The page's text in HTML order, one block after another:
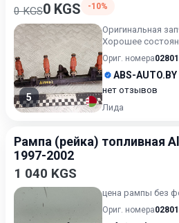
0 KGS0 KGS -10%
5
Оригинальная
Хорошее
Ориг. номера
ABS-AUTO.BY
нет отзывов
Лида
Рампа (рейка) топливная
1997-2002
1 040 KGS
цена рампы без
Ориг. номера